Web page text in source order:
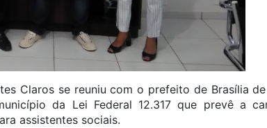
Claros se reuniu com o prefeito de Brasília
da Lei Federal 12.317 que prevê a
assistentes sociais.